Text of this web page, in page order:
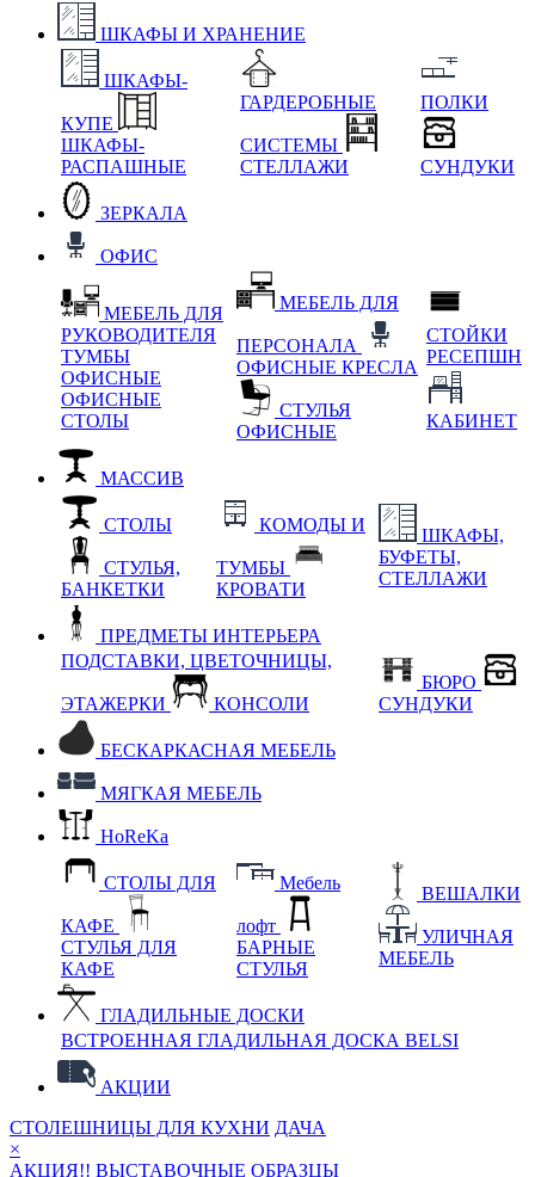
ШКАФЫ И ХРАНЕНИЕ
ШКАФЫ-
КУПЕ
ШКАФЫ-
РАСПАШНЫЕ
ГАРДЕРОБНЫЕ
СИСТЕМЫ
СТЕЛЛАЖИ
ПОЛКИ
СУНДУКИ
ЗЕРКАЛА
ОФИС
МЕБЕЛЬ ДЛЯ
РУКОВОДИТЕЛЯ
ТУМБЫ
ОФИСНЫЕ
ОФИСНЫЕ
СТОЛЫ
МЕБЕЛЬ ДЛЯ
ПЕРСОНАЛА
ОФИСНЫЕ КРЕСЛА
СТУЛЬЯ
ОФИСНЫЕ
СТОЙКИ
РЕСЕПШН
КАБИНЕТ
МАССИВ
СТОЛЫ
СТУЛЬЯ,
БАНКЕТКИ
КОМОДЫ И
ТУМБЫ
КРОВАТИ
ШКАФЫ,
БУФЕТЫ,
СТЕЛЛАЖИ
ПРЕДМЕТЫ ИНТЕРЬЕРА
ПОДСТАВКИ, ЦВЕТОЧНИЦЫ,
ЭТАЖЕРКИ КОНСОЛИ
БЮРО
СУНДУКИ
БЕСКАРКАСНАЯ МЕБЕЛЬ
МЯГКАЯ МЕБЕЛЬ
HoReKa
СТОЛЫ ДЛЯ
КАФЕ
СТУЛЬЯ ДЛЯ
КАФЕ
Мебель
лофт
БАРНЫЕ
СТУЛЬЯ
ВЕШАЛКИ
УЛИЧНАЯ
МЕБЕЛЬ
ГЛАДИЛЬНЫЕ ДОСКИ
ВСТРОЕННАЯ ГЛАДИЛЬНАЯ ДОСКА BELSI
АКЦИИ
СТОЛЕШНИЦЫ ДЛЯ КУХНИ ДАЧА
×
АКЦИЯ!! ВЫСТАВОЧНЫЕ ОБРАЗЦЫ